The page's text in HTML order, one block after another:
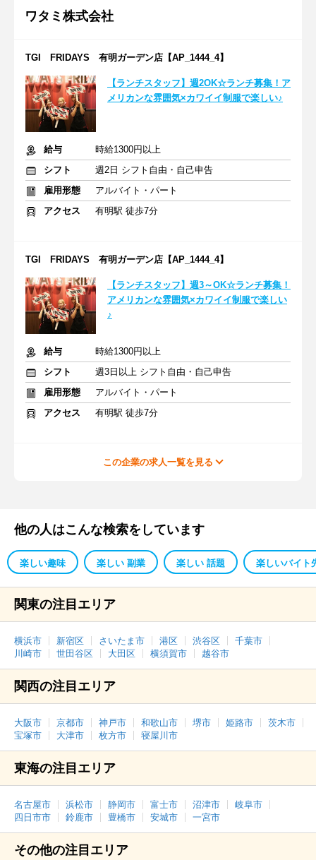
ワタミ株式会社
TGI FRIDAYS 有明ガーデン店【AP_1444_4】
【ランチスタッフ】週2OK☆ランチ募集！ア
メリカンな雰囲気×カワイイ制服で楽しい♪
給与
時給1300円以上
シフト
週2日 シフト自由・自己申告
雇用形態
アルバイト・パート
アクセス
有明駅 徒歩7分
TGI FRIDAYS 有明ガーデン店【AP_1444_4】
【ランチスタッフ】週3～OK☆ランチ募集！
アメリカンな雰囲気×カワイイ制服で楽しい
♪
給与
時給1300円以上
シフト
週3日以上 シフト自由・自己申告
雇用形態
アルバイト・パート
アクセス
有明駅 徒歩7分
この企業の求人一覧を見る
他の人はこんな検索をしています
楽しい趣味 楽しい 副業 楽しい 話題 楽しいバイト
関東の注目エリア
横浜市 新宿区 さいたま市 港区 渋谷区
千葉市
川崎市
世田谷区 大田区 横須賀市 越谷市
関西の注目エリア
大阪市 京都市 神戸市 和歌山市 堺市 姫路市
茨木市
宝塚市
大津市 枚方市 寝屋川市
東海の注目エリア
名古屋市 浜松市 静岡市 富士市 沼津市
岐阜市
四日市市
鈴鹿市 豊橋市 安城市 一宮市
その他の注目エリア